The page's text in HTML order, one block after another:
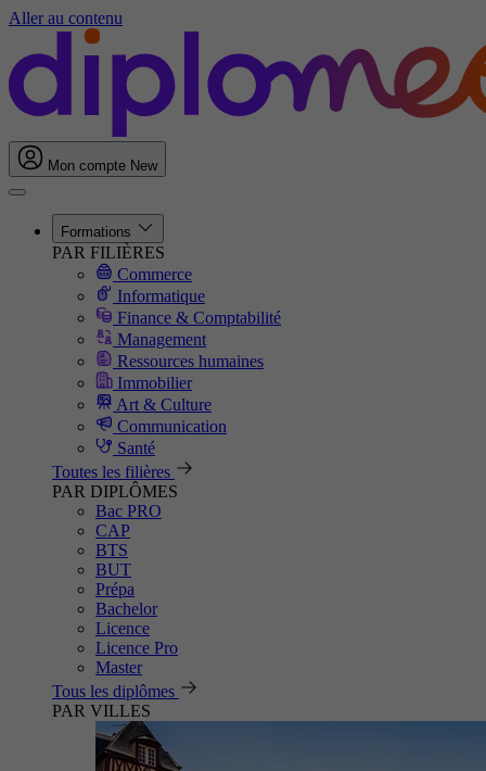
Aller au contenu
Mon compte New
Formations
PAR FILIÈRES
Commerce
Informatique
Finance & Comptabilité
Management
Ressources humaines
Immobilier
Art & Culture
Communication
Santé
Toutes les filières
PAR DIPLÔMES
Bac PRO
CAP
BTS
BUT
Prépa
Bachelor
Licence
Licence Pro
Master
Tous les diplômes
PAR VILLES